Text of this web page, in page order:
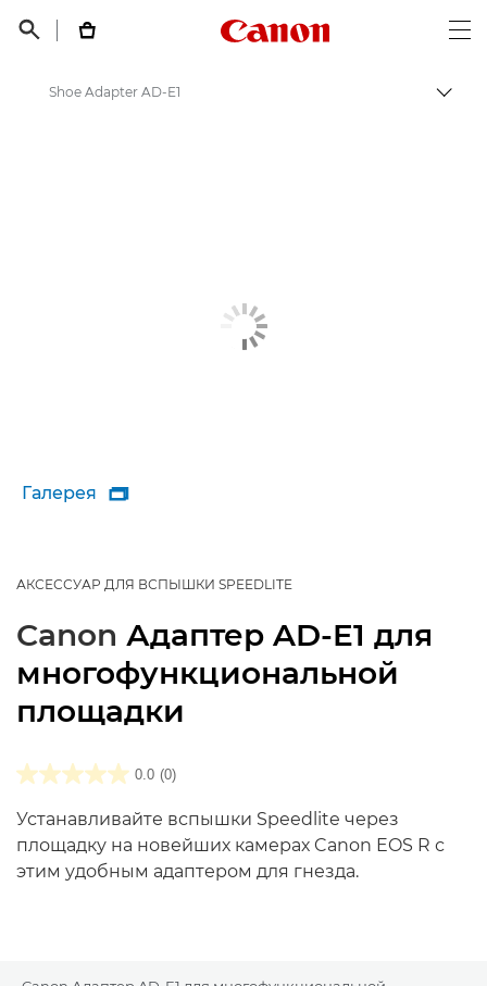
 
Canon Logo, back
Shoe Adapter AD-E1
Галерея 
АКСЕССУАР ДЛЯ ВСПЫШКИ SPEEDLITE
Canon Адаптер AD-E1 для
многофункциональной
площадки
0.0 (0)
Устанавливайте вспышки Speedlite через
площадку на новейших камерах Canon EOS R с
этим удобным адаптером для гнезда.